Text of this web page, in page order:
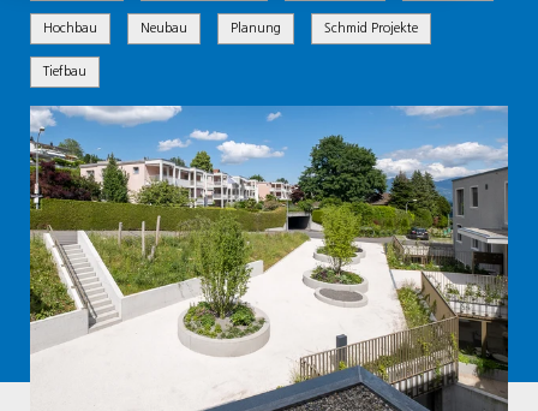
Hochbau Neubau Planung Schmid Projekte
Tiefbau